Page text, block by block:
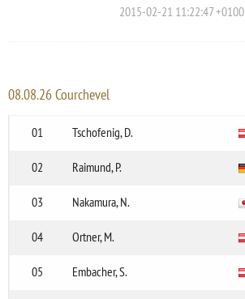
2015-02-21 11:22:47 +0100
08.08.26 Courchevel
01
Tschofenig, D.
02 Raimund, P.
03 Nakamura, N.
04 Ortner, M.
05 Embacher, S.